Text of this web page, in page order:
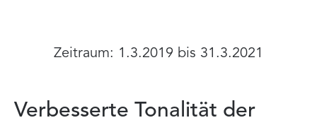
Zeitraum: 1.3.2019 bis 31.3.2021
Verbesserte Tonalität der